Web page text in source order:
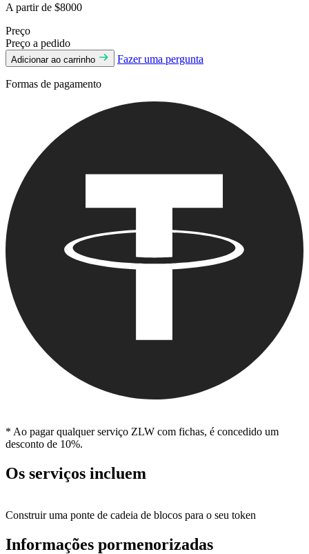
A partir de $8000
Preço
Preço a pedido
Adicionar ao carrinho Fazer uma pergunta
Formas de pagamento
* Ao pagar qualquer serviço ZLW com fichas, é concedido um
desconto de 10%.
Os serviços incluem
Construir uma ponte de cadeia de blocos para o seu token
Informações pormenorizadas